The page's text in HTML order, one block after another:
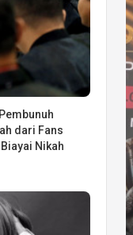
dari Fans
Nikah